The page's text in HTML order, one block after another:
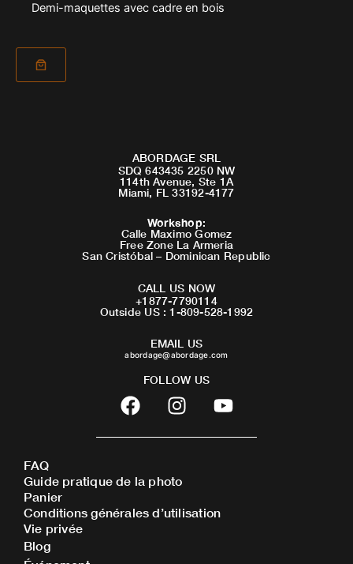
Demi-maquettes avec cadre en bois
ABORDAGE SRL
SDQ 643435 2250 NW
114th Avenue, Ste 1A
Miami, FL 33192-4177
Workshop:
Calle Maximo Gomez
Free Zone La Armeria
San Cristóbal – Dominican Republic
CALL US NOW
+1877-7790114
Outside US : 1-809-528-1992
EMAIL US
abordage@abordage.com
FOLLOW US
F
a
c
b
o
o
I
n
s
a
g
r
Y
o
u
FAQ
Guide pratique de la photo
Panier
Conditions générales d’utilisation
Vie privée
Blog